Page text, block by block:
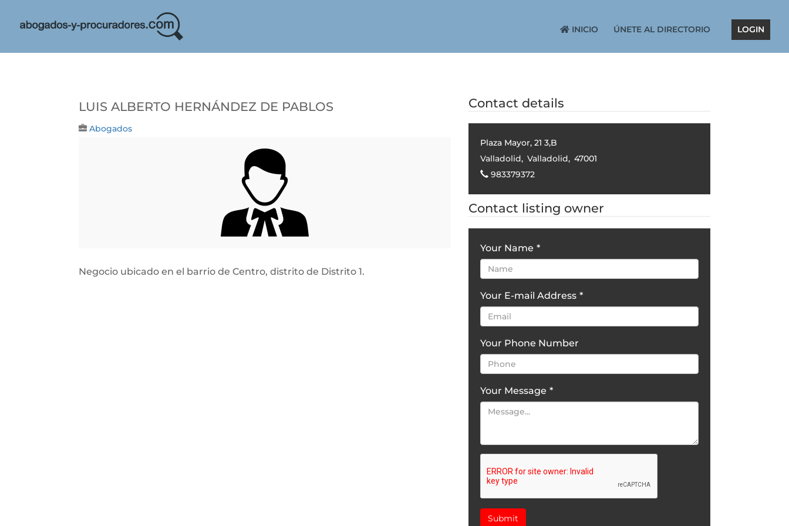
INICIO ÚNETE AL DIRECTORIO LOGIN
LUIS ALBERTO HERNÁNDEZ DE PABLOS
Abogados
Negocio ubicado en el barrio de Centro, distrito de Distrito 1.
Contact details
Plaza Mayor, 21 3,B
Valladolid, Valladolid, 47001
983379372
Contact listing owner
Your Name *
Your E-mail Address *
Your Phone Number
Your Message *
Submit